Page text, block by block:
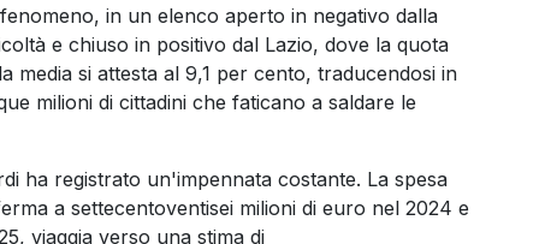
in un elenco aperto in negativo dalla
e chiuso in positivo dal Lazio, dove la quota
media si attesta al 9,1 per cento, traducendosi in
milioni di cittadini che faticano a saldare le
ha registrato un'impennata costante. La spesa
a settecentoventisei milioni di euro nel 2024 e
viaggia verso una stima di